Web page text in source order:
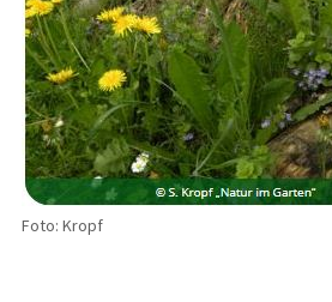
Foto: Kropf